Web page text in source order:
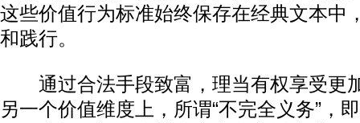
这些价值行为标准始终保存在经典文本中
和践行。
通过合法手段致富，理当有权享受更
另一个价值维度上，所谓“不完全义务”，